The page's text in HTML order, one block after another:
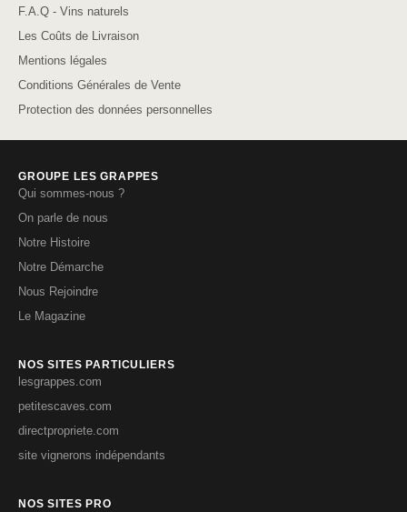
F.A.Q - Vins naturels
Les Coûts de Livraison
Mentions légales
Conditions Générales de Vente
Protection des données personnelles
GROUPE LES GRAPPES
Qui sommes-nous ?
On parle de nous
Notre Histoire
Notre Démarche
Nous Rejoindre
Le Magazine
NOS SITES PARTICULIERS
lesgrappes.com
petitescaves.com
directpropriete.com
site vignerons indépendants
NOS SITES PRO